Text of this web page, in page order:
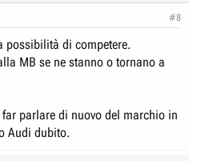
#8
possibilità di competere.
MB se ne stanno o tornano a
parlare di nuovo del marchio in
Audi dubito.